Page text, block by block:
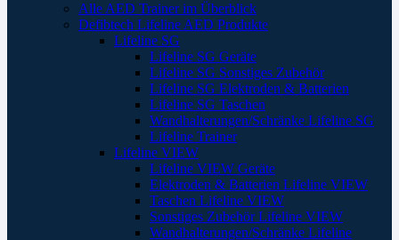
Alle AED Trainer im Überblick
Defibtech Lifeline AED Produkte
Lifeline SG
Lifeline SG Geräte
Lifeline SG Sonstiges Zubehör
Lifeline SG Elektroden & Batterien
Lifeline SG Taschen
Wandhalterungen/Schränke Lifeline SG
Lifeline Trainer
Lifeline VIEW
Lifeline VIEW Geräte
Elektroden & Batterien Lifeline VIEW
Taschen Lifeline VIEW
Sonstiges Zubehör Lifeline VIEW
Wandhalterungen/Schränke Lifeline